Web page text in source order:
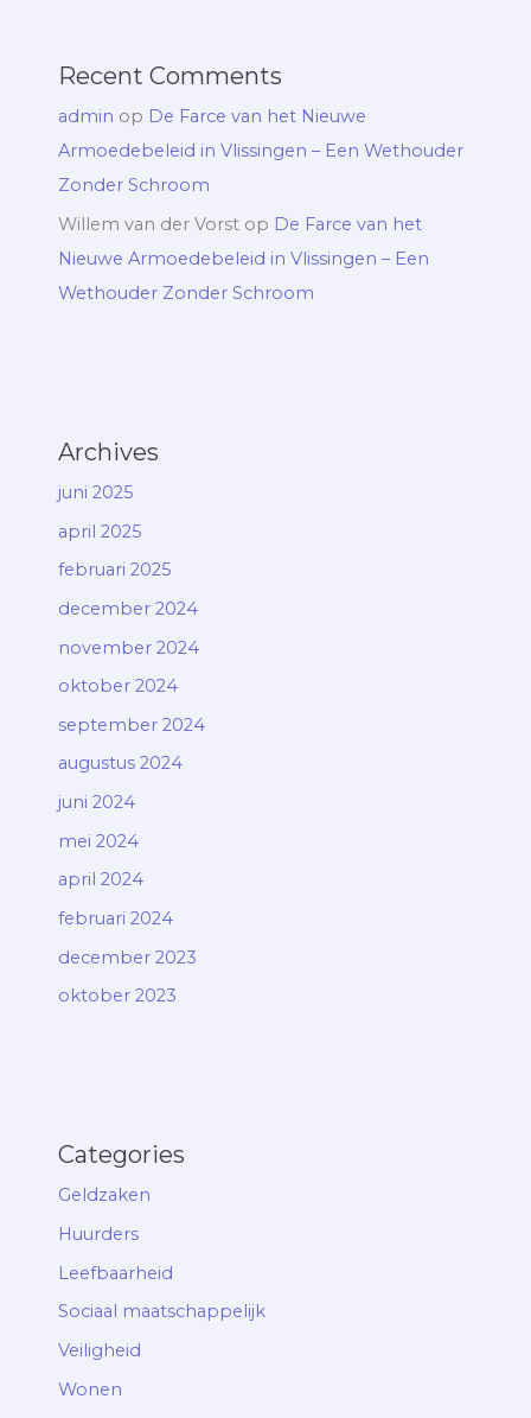
Recent Comments
admin op De Farce van het Nieuwe
Armoedebeleid in Vlissingen – Een Wethouder
Zonder Schroom
Willem van der Vorst op De Farce van het
Nieuwe Armoedebeleid in Vlissingen – Een
Wethouder Zonder Schroom
Archives
juni 2025
april 2025
februari 2025
december 2024
november 2024
oktober 2024
september 2024
augustus 2024
juni 2024
mei 2024
april 2024
februari 2024
december 2023
oktober 2023
Categories
Geldzaken
Huurders
Leefbaarheid
Sociaal maatschappelijk
Veiligheid
Wonen